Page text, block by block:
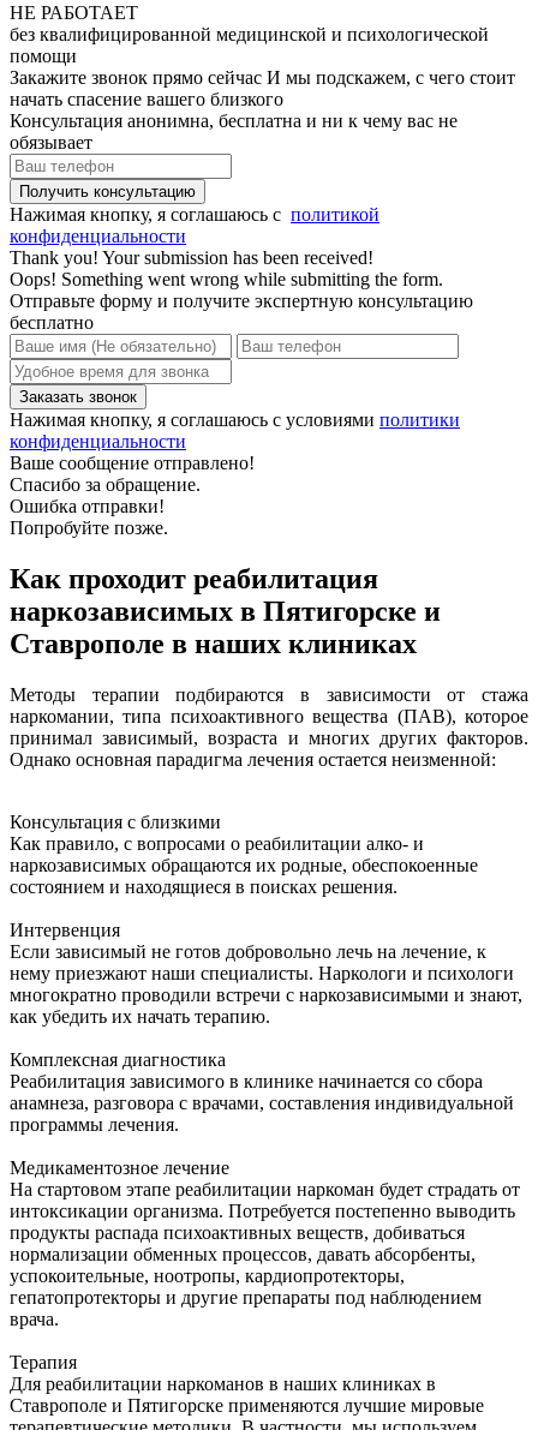
НЕ РАБОТАЕТ
без квалифицированной медицинской и психологической
помощи
Закажите звонок прямо сейчас И мы подскажем, с чего стоит
начать спасение вашего близкого
Консультация анонимна, бесплатна и ни к чему вас не
обязывает
Нажимая кнопку, я соглашаюсь с политикой
конфиденциальности
Thank you! Your submission has been received!
Oops! Something went wrong while submitting the form.
Отправьте форму и получите экспертную консультацию
бесплатно
Нажимая кнопку, я соглашаюсь с условиями политики
конфиденциальности
Ваше сообщение отправлено!
Спасибо за обращение.
Ошибка отправки!
Попробуйте позже.
Как проходит реабилитация
наркозависимых в Пятигорске и
Ставрополе в наших клиниках
Методы терапии подбираются в зависимости от стажа
наркомании, типа психоактивного вещества (ПАВ), которое
принимал зависимый, возраста и многих других факторов.
Однако основная парадигма лечения остается неизменной:
Консультация с близкими
Как правило, с вопросами о реабилитации алко- и
наркозависимых обращаются их родные, обеспокоенные
состоянием и находящиеся в поисках решения.
Интервенция
Если зависимый не готов добровольно лечь на лечение, к
нему приезжают наши специалисты. Наркологи и психологи
многократно проводили встречи с наркозависимыми и знают,
как убедить их начать терапию.
Комплексная диагностика
Реабилитация зависимого в клинике начинается со сбора
анамнеза, разговора с врачами, составления индивидуальной
программы лечения.
Медикаментозное лечение
На стартовом этапе реабилитации наркоман будет страдать от
интоксикации организма. Потребуется постепенно выводить
продукты распада психоактивных веществ, добиваться
нормализации обменных процессов, давать абсорбенты,
успокоительные, ноотропы, кардиопротекторы,
гепатопротекторы и другие препараты под наблюдением
врача.
Терапия
Для реабилитации наркоманов в наших клиниках в
Ставрополе и Пятигорске применяются лучшие мировые